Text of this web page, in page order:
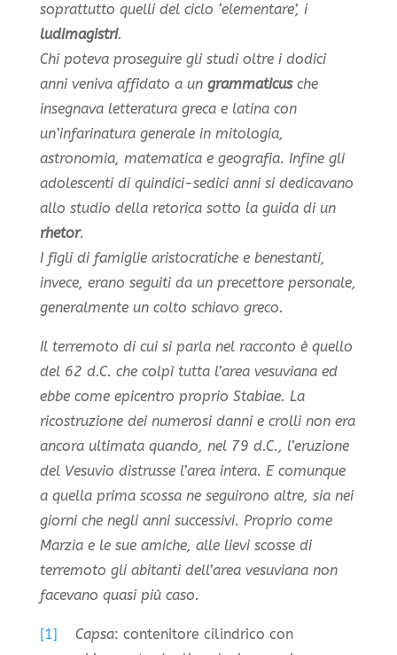
soprattutto quelli del ciclo ‘elementare’, i
ludimagistri.
Chi poteva proseguire gli studi oltre i dodici
anni veniva affidato a un grammaticusche
insegnava letteratura greca e latina con
un’infarinatura generale in mitologia,
astronomia, matematica e geografia. Infine gli
adolescenti di quindici-sedici anni si dedicavano
allo studio della retorica sotto la guida di un
rhetor.
I figli di famiglie aristocratiche e benestanti,
invece, erano seguiti da un precettore personale,
generalmente un colto schiavo greco.
Il terremoto di cui si parla nel racconto è quello
del 62 d.C. che colpì tutta l’area vesuviana ed
ebbe come epicentro proprio Stabiae. La
ricostruzione dei numerosi danni e crolli non era
ancora ultimata quando, nel 79 d.C., l’eruzione
del Vesuvio distrusse l’area intera. E comunque
a quella prima scossa ne seguirono altre, sia nei
giorni che negli anni successivi. Proprio come
Marzia e le sue amiche, alle lievi scosse di
terremoto gli abitanti dell’area vesuviana non
facevano quasi più caso.
[1] Capsa: contenitore cilindrico con